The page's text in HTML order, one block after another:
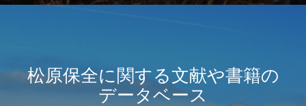
松原保全に関する文献や書籍の
データベース